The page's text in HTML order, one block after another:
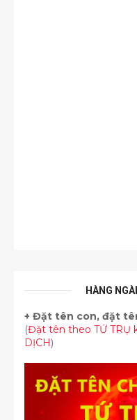
HÀNG
+ Đặt tên con, đặt
(Đặt tên theo TỨ TRỤ
DỊCH)